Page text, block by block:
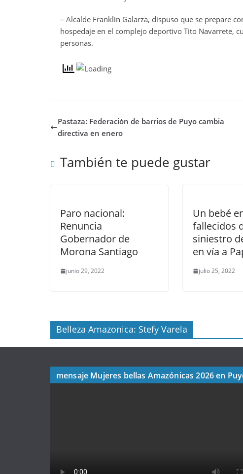
– Alcalde Franklin Galarza, dispuso que se prepare
hospedaje en el complejo deportivo Tito Navarrete,
personas.
Pastaza: Federación de barrios de Puyo cambia
directiva en enero
También te puede gustar
Paro nacional:
Renuncia
Gobernador de
Morona Santiago
junio 29, 2022
Un bebé
fallecidos
siniestro
en vía a
julio 25, 2022
Belleza Amazonica: Stefy Varela
mensaje Mujeres bellas Amazónicas 2026 en